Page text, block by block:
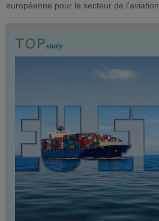
européenne pour le secteur de l'aviation